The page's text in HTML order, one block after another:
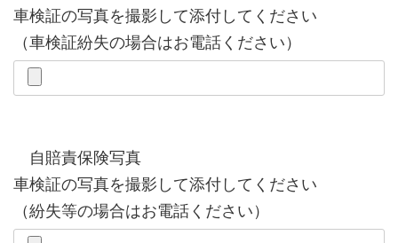
車検証の写真を撮影して添付してください
（車検証紛失の場合はお電話ください）
自賠責保険写真
車検証の写真を撮影して添付してください
（紛失等の場合はお電話ください）